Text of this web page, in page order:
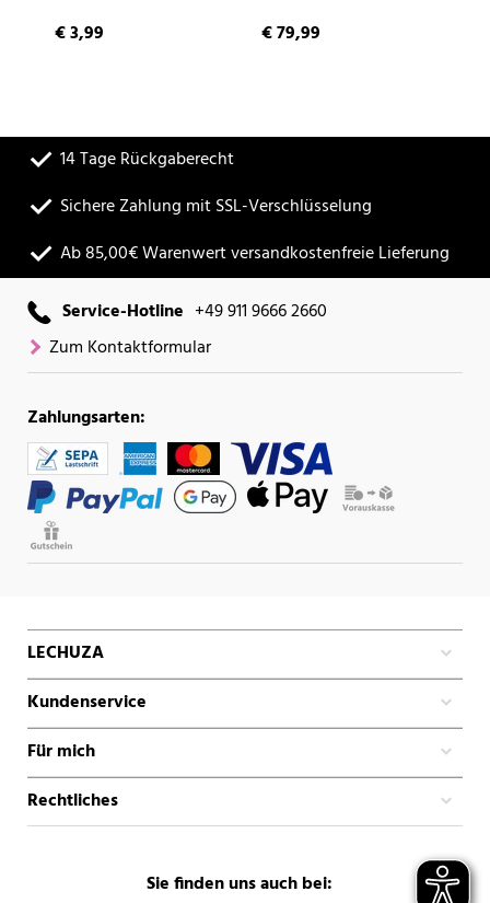
€ 3,99 € 79,99
14 Tage Rückgaberecht
Sichere Zahlung mit SSL-Verschlüsselung
Ab 85,00€ Warenwert versandkostenfreie Lieferung
Service-Hotline +49 911 9666 2660
Zum Kontaktformular
Zahlungsarten:
LECHUZA
Kundenservice
Für mich
Rechtliches
Sie finden uns auch bei: